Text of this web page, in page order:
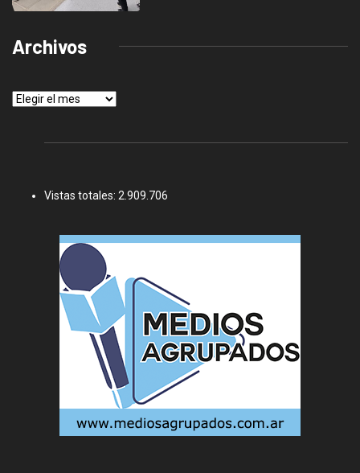
Archivos
Archivos
Vistas totales: 2.909.706